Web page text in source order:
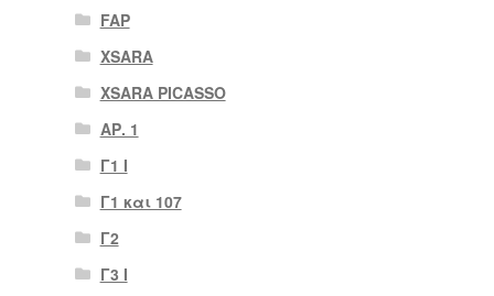
FAP
XSARA
XSARA PICASSO
ΑΡ. 1
Γ1 Ι
Γ1 και 107
Γ2
Γ3 Ι